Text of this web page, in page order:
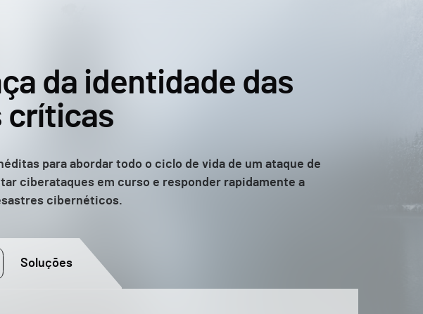
da identidade das
críticas
para abordar todo o ciclo de vida de um ataque de
ciberataques em curso e responder rapidamente a
cibernéticos.
Soluções